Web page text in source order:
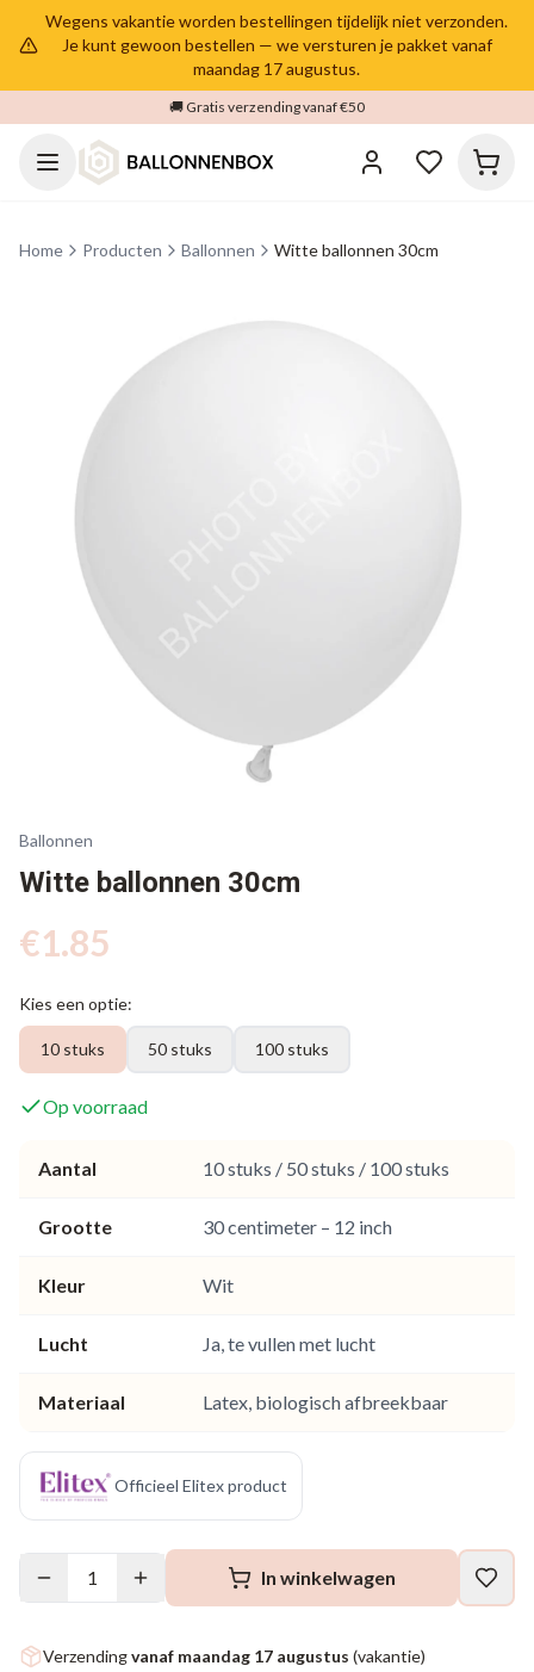
Wegens vakantie worden bestellingen tijdelijk niet verzonden.
Je kunt gewoon bestellen — we versturen je pakket vanaf
maandag 17 augustus.
🚚 Gratis verzending vanaf €50
Home Producten Ballonnen Witte ballonnen 30cm
Ballonnen
Witte ballonnen 30cm
€1.85
Kies een optie:
10 stuks 50 stuks 100 stuks
Op voorraad
Aantal 10 stuks / 50 stuks / 100 stuks
Grootte 30 centimeter – 12 inch
Kleur Wit
Lucht Ja, te vullen met lucht
Materiaal Latex, biologisch afbreekbaar
Officieel Elitex product
1 In winkelwagen
Verzendingvanaf maandag 17 augustus (vakantie)